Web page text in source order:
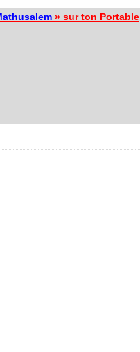
» sur ton Portable